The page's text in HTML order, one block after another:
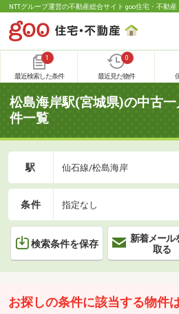
NTTグループ運営の不動産総合サイト goo住宅・不動産
1
最近検索した条件
0
最近見た物件
松島海岸駅(宮城県)の中古
件一覧
駅 仙石線/松島海岸
条件 指定なし
検索条件を保存
新着メール
取る
お探しの条件に該当する物件